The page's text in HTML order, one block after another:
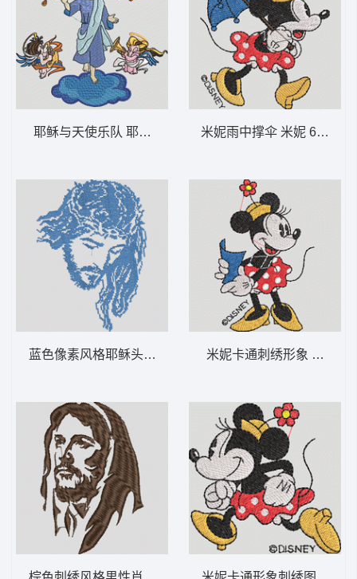
耶稣与天使乐队 耶稣复活天使-DST格式
蓝色像素风格耶稣头像 耶稣 6-DST格式
米妮雨中撑伞 米妮 60-DST
米妮卡通刺绣形象 米妮